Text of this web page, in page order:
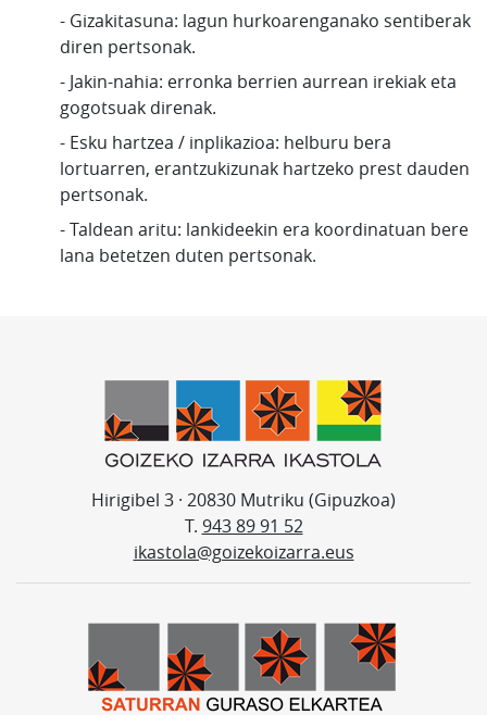
- Gizakitasuna: lagun hurkoarenganako sentiberak
diren pertsonak.
- Jakin-nahia: erronka berrien aurrean irekiak eta
gogotsuak direnak.
- Esku hartzea / inplikazioa: helburu bera
lortuarren, erantzukizunak hartzeko prest dauden
pertsonak.
- Taldean aritu: lankideekin era koordinatuan bere
lana betetzen duten pertsonak.
Hirigibel 3 · 20830 Mutriku (Gipuzkoa)
T. 943 89 91 52
ikastola@goizekoizarra.eus